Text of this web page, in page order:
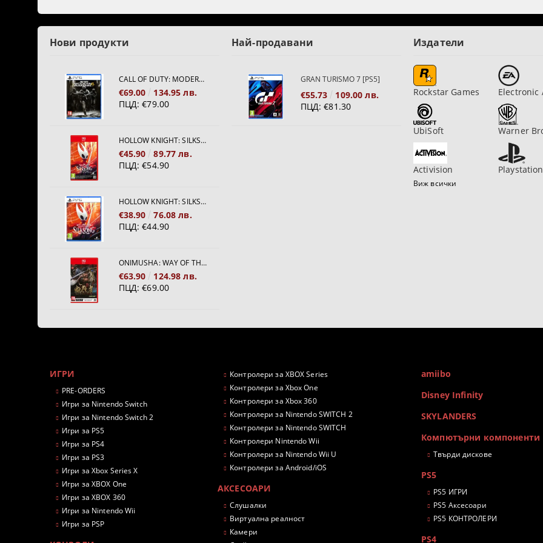
Нови продукти
CALL OF DUTY: MODERN WARFARE 4[PS5]
€69.00
134.95 лв.
ПЦД: €79.00
HOLLOW KNIGHT: SILKSONG [NINTENDO SWITCH 2]
€45.90
89.77 лв.
ПЦД: €54.90
HOLLOW KNIGHT: SILKSONG [PS5]
€38.90
76.08 лв.
ПЦД: €44.90
ONIMUSHA: WAY OF THE SWORD [NINTENDO SWITCH 2]
€63.90
124.98 лв.
ПЦД: €69.00
Най-продавани
GRAN TURISMO 7 [PS5]
€55.73
109.00 лв.
ПЦД: €81.30
Издатели
Rockstar Games Electronic
UbiSoft Warner
Activision Playstation
Виж всички
ИГРИ
PRE-ORDERS
Игри за Nintendo Switch
Игри за Nintendo Switch 2
Игри за PS5
Игри за PS4
Игри за PS3
Игри за Xbox Series X
Игри за XBOX One
Игри за XBOX 360
Игри за Nintendo Wii
Игри за PSP
Контролери за XBOX Series
Контролери за Xbox One
Контролери за Xbox 360
Контролери за Nintendo SWITCH 2
Контролери за Nintendo SWITCH
Контролери Nintendo Wii
Контролери за Nintendo Wii U
Контролери за Android/iOS
АКСЕСОАРИ
Слушалки
Виртуална реалност
Камери
amiibo
Disney Infinity
SKYLANDERS
Компютърни компоненти
Твърди дискове
PS5
PS5 ИГРИ
PS5 Аксесоари
PS5 КОНТРОЛЕРИ
PS4